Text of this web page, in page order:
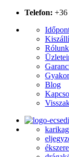
Telefon: +36
Rólunk
Blog